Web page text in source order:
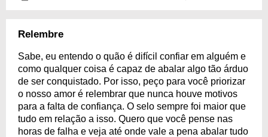
Relembre
Sabe, eu entendo o quão é difícil confiar em alguém e
como qualquer coisa é capaz de abalar algo tão árduo
de ser conquistado. Por isso, peço para você priorizar
o nosso amor é relembrar que nunca houve motivos
para a falta de confiança. O selo sempre foi maior que
tudo em relação a isso. Quero que você pense nas
horas de falha e veja até onde vale a pena abalar tudo